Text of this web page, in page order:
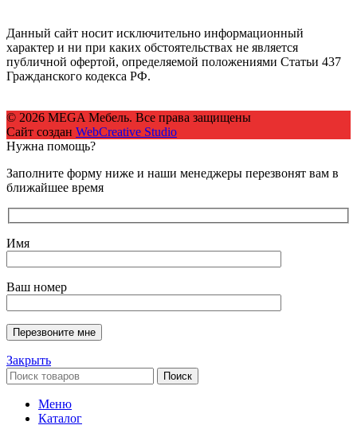
Данный сайт носит исключительно информационный
характер и ни при каких обстоятельствах не является
публичной офертой, определяемой положениями Статьи 437
Гражданского кодекса РФ.
© 2026 MEGA Мебель. Все права защищены
Сайт создан WebCreative Studio
Нужна помощь?
Заполните форму ниже и наши менеджеры перезвонят вам в
ближайшее время
Имя
Ваш номер
Закрыть
Поиск
Меню
Каталог